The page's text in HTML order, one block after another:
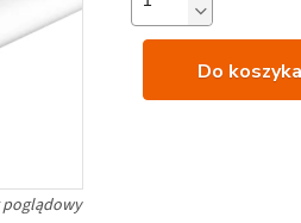
Do koszyka